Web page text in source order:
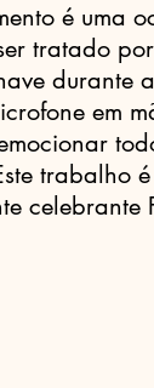
é uma
tratado
durante
em
trabalho
celebrante